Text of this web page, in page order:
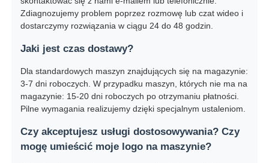
Zdiagnozujemy problem poprzez rozmowę lub czat wideo i
dostarczymy rozwiązania w ciągu 24 do 48 godzin.
Jaki jest czas dostawy?
Dla standardowych maszyn znajdujących się na magazynie:
3-7 dni roboczych. W przypadku maszyn, których nie ma na
magazynie: 15-20 dni roboczych po otrzymaniu płatności.
Pilne wymagania realizujemy dzięki specjalnym ustaleniom.
Czy akceptujesz usługi dostosowywania? Czy
mogę umieścić moje logo na maszynie?